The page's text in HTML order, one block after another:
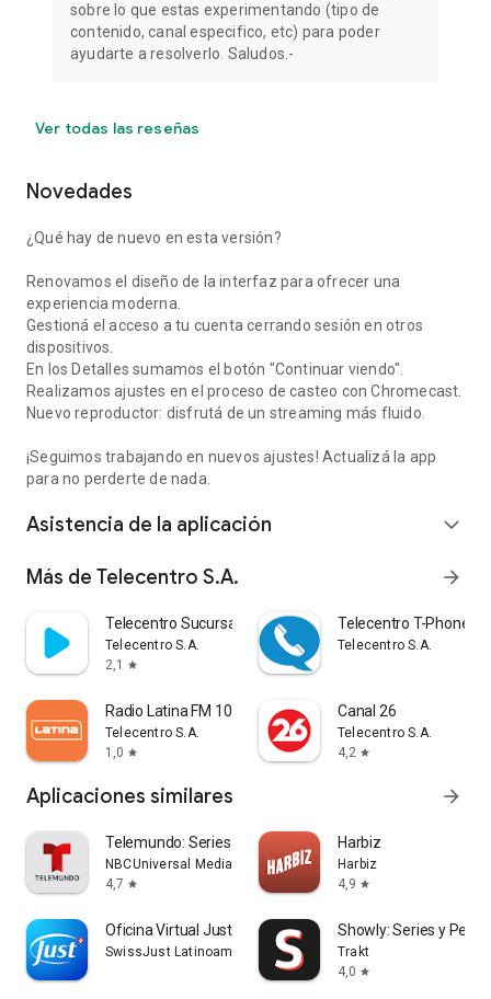
sobre lo que estas experimentando (tipo de
contenido, canal especifico, etc) para poder
ayudarte a resolverlo. Saludos.-
Ver todas las reseñas
Novedades
¿Qué hay de nuevo en esta versión?
Renovamos el diseño de la interfaz para ofrecer una
experiencia moderna.
Gestioná el acceso a tu cuenta cerrando sesión en otros
dispositivos.
En los Detalles sumamos el botón "Continuar viendo".
Realizamos ajustes en el proceso de casteo con Chromecast.
Nuevo reproductor: disfrutá de un streaming más fluido.
¡Seguimos trabajando en nuevos ajustes! Actualizá la app
para no perderte de nada.
Asistencia de la aplicación expand_more
Más de Telecentro S.A. arrow_forward
Telecentro Sucursal Virtual
Telecentro S.A.
2,1
star
Telecentro T-Phone
Telecentro S.A.
Radio Latina FM 101.1
Telecentro S.A.
1,0 star
Canal 26
Telecentro S.A.
4,2 star
Aplicaciones similares arrow_forward
Telemundo: Series y TV en vivo
NBCUniversal Media, LLC
4,7 star
Harbiz
Harbiz
4,9 star
Oficina Virtual Just
SwissJust Latinoamerica
Showly: Series y
Trakt
4,0 star